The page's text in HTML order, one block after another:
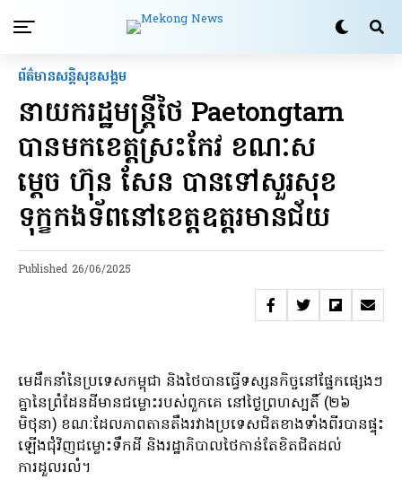
ព័ត៌មានសន្តិសុខ​សង្គម
នាយករដ្ឋមន្ត្រីថៃ Paetongtarn
បានមកខេត្តស្រះកែវ ខណៈស
ម្តេច ហ៊ុន សែន បាន​ទៅ​សួរ​សុខ
ទុក្ខ​កងទ័ពនៅខេត្ត​ឧត្តរមានជ័យ
Published 26/06/2025
មេដឹកនាំនៃប្រទេសកម្ពុជា និងថៃបានធ្វើទស្សនកិច្ចនៅផ្នែកផ្សេងៗ
គ្នានៃព្រំដែនដីមានជម្លោះរបស់ពួកគេ នៅថ្ងៃព្រហស្បតិ៍ (២៦
មិថុនា) ខណៈដែលភាពតានតឹងរវាងប្រទេសជិតខាងទាំងពីរបានផ្ទុះ
ឡើងជុំវិញជម្លោះទឹកដី និងរដ្ឋាភិបាលថៃកាន់តែខិតជិតដល់
ការដួលរលំ។